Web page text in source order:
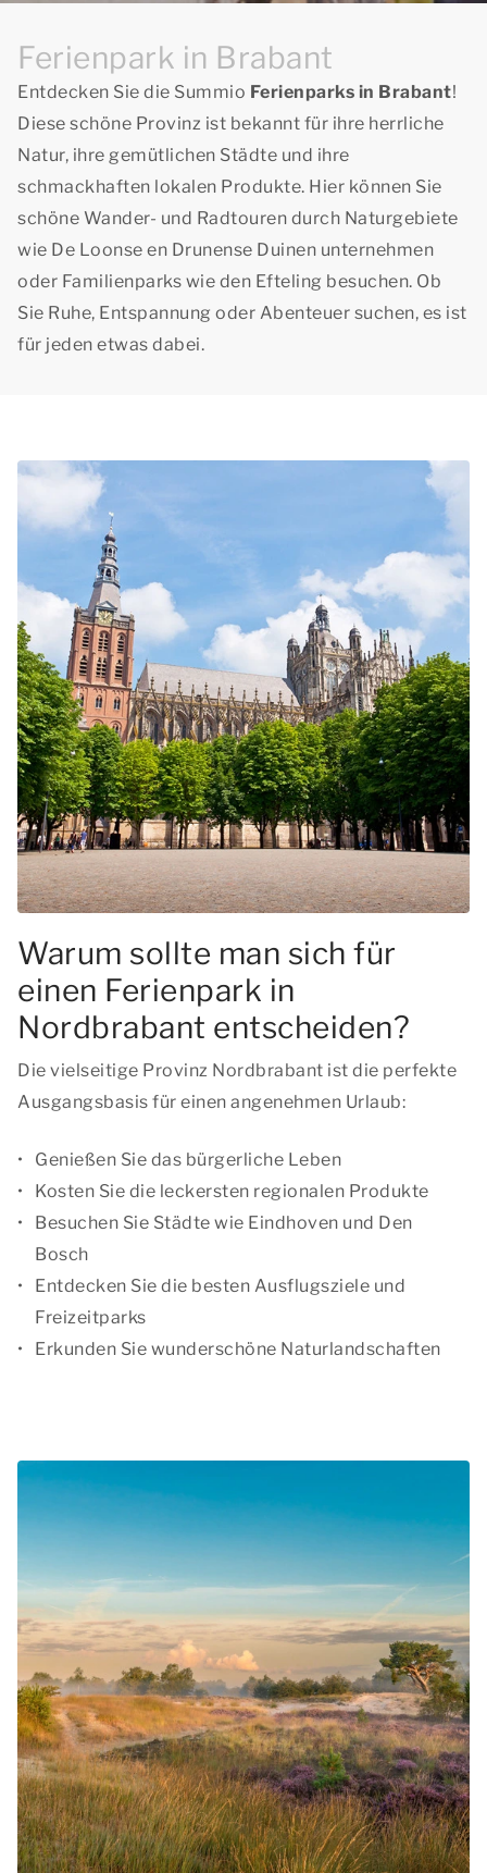
Ferienpark in Brabant
Entdecken Sie die Summio Ferienparks in Brabant!
Diese schöne Provinz ist bekannt für ihre herrliche
Natur, ihre gemütlichen Städte und ihre
schmackhaften lokalen Produkte. Hier können Sie
schöne Wander- und Radtouren durch Naturgebiete
wie De Loonse en Drunense Duinen unternehmen
oder Familienparks wie den Efteling besuchen. Ob
Sie Ruhe, Entspannung oder Abenteuer suchen, es ist
für jeden etwas dabei.
Warum sollte man sich für
einen Ferienpark in
Nordbrabant entscheiden?
Die vielseitige Provinz Nordbrabant ist die perfekte
Ausgangsbasis für einen angenehmen Urlaub:
Genießen Sie das bürgerliche Leben
Kosten Sie die leckersten regionalen Produkte
Besuchen Sie Städte wie Eindhoven und Den
Bosch
Entdecken Sie die besten Ausflugsziele und
Freizeitparks
Erkunden Sie wunderschöne Naturlandschaften